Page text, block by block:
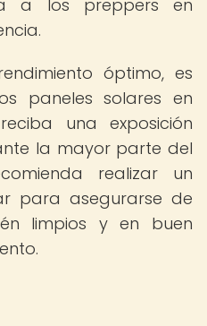
a los preppers en
óptimo, es
paneles solares en
una exposición
la mayor parte del
realizar un
para asegurarse de
limpios y en buen